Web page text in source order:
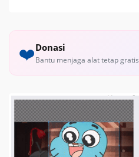
❤️Donasi
Bantu menjaga alat tetap gratis